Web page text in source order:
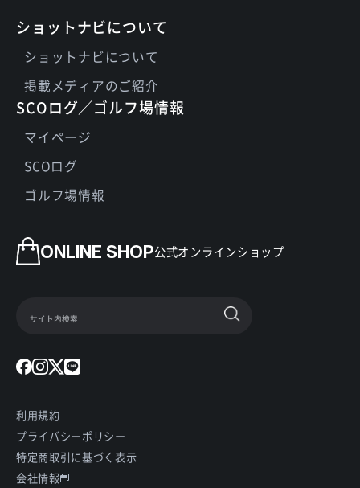
ONLINE SHOP公式オンラインショップ
利用規約
プライバシーポリシー
特定商取引に基づく表示
会社情報
ショットナビについて
ショットナビについて
掲載メディアのご紹介
SCOログ／ゴルフ場情報
マイページ
SCOログ
ゴルフ場情報